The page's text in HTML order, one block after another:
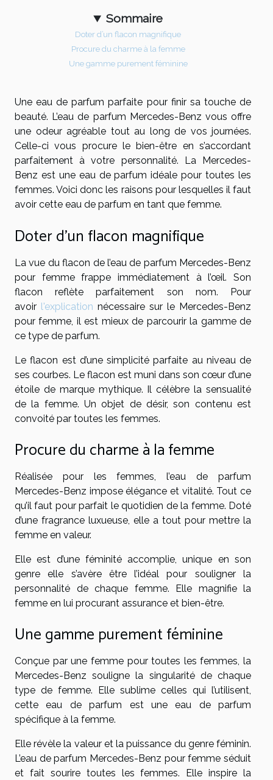
Sommaire
Doter d’un flacon magnifique
Procure du charme à la femme
Une gamme purement féminine
Une eau de parfum parfaite pour finir sa touche de
beauté. L’eau de parfum Mercedes-Benz vous offre
une odeur agréable tout au long de vos journées.
Celle-ci vous procure le bien-être en s’accordant
parfaitement à votre personnalité. La Mercedes-
Benz est une eau de parfum idéale pour toutes les
femmes. Voici donc les raisons pour lesquelles il faut
avoir cette eau de parfum en tant que femme.
Doter d’un flacon magnifique
La vue du flacon de l’eau de parfum Mercedes-Benz
pour femme frappe immédiatement à l’œil. Son
flacon reflète parfaitement son nom. Pour
avoir l'explication nécessaire sur le Mercedes-Benz
pour femme, il est mieux de parcourir la gamme de
ce type de parfum.
Le flacon est d’une simplicité parfaite au niveau de
ses courbes. Le flacon est muni dans son cœur d’une
étoile de marque mythique. Il célèbre la sensualité
de la femme. Un objet de désir, son contenu est
convoité par toutes les femmes.
Procure du charme à la femme
Réalisée pour les femmes, l’eau de parfum
Mercedes-Benz impose élégance et vitalité. Tout ce
qu’il faut pour parfait le quotidien de la femme. Doté
d’une fragrance luxueuse, elle a tout pour mettre la
femme en valeur.
Elle est d’une féminité accomplie, unique en son
genre elle s’avère être l’idéal pour souligner la
personnalité de chaque femme. Elle magnifie la
femme en lui procurant assurance et bien-être.
Une gamme purement féminine
Conçue par une femme pour toutes les femmes, la
Mercedes-Benz souligne la singularité de chaque
type de femme. Elle sublime celles qui l’utilisent,
cette eau de parfum est une eau de parfum
spécifique à la femme.
Elle révèle la valeur et la puissance du genre féminin.
L’eau de parfum Mercedes-Benz pour femme séduit
et fait sourire toutes les femmes. Elle inspire la